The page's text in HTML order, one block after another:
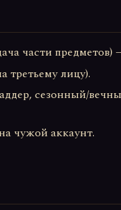
части предметов)
третьему лицу).
сезонный/
чужой аккаунт.